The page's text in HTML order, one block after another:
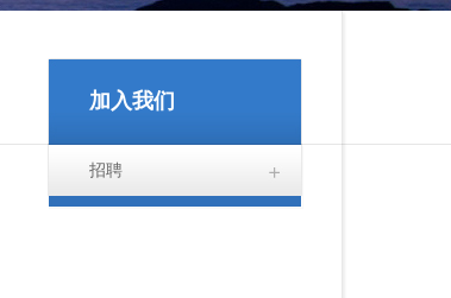
加入我们
招聘